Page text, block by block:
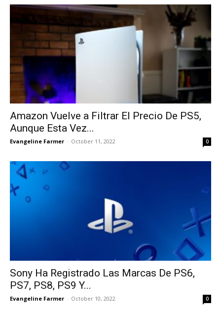
Amazon Vuelve a Filtrar El Precio De PS5,
Aunque Esta Vez...
Evangeline Farmer - October 11, 2022 0
Sony Ha Registrado Las Marcas De PS6,
PS7, PS8, PS9 Y...
Evangeline Farmer - October 10, 2022 0